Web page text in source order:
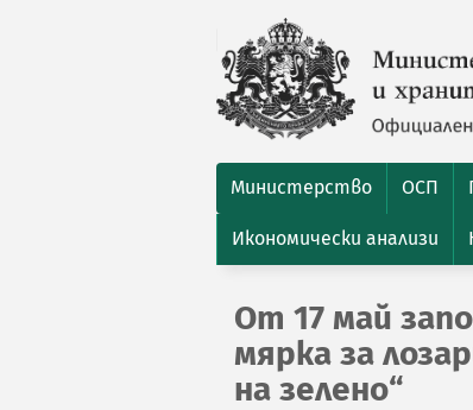
Министерство ОСП
Икономически анализи
От 17 май
мярка за
на зелено“